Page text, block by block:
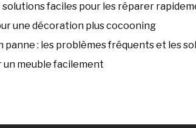
solutions faciles pour les réparer
une décoration plus cocooning
panne : les problèmes fréquents et les
meuble facilement